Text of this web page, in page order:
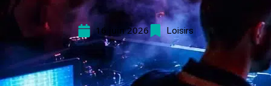
16 juin 2026 Loisirs